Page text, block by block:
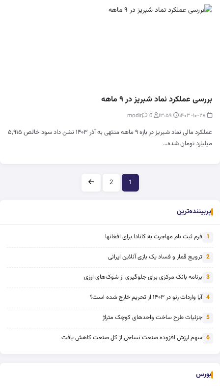
بررسی عملکرد نماد شبریز در ۹ ماهه
0
عملکرد مالی نماد شبریز در بازه ۹ ماهه منتهی به آذر ۱۴۰۳ نشن داد سود خالص ۵,۹۱۵
میلیارد تومان شده…
صفحه‌بندی
1
2
پربیننده‌ترین
1 فرم ثبت نام مهاجرت به کانادا برای افغانها
2 ترویج قمار و فساد یک بازی آنلاین ایرانی
3 برنامه بانک مرکزی برای جلوگیری از شوک‌های ارزی
4 آیا واردات رنو در ۱۴۰۳ از تحریم خارج شده است؟
5 جزئیات طرح ساخت واحدهای کوچک متراژ
6 سهم ارزش افزوده صنعت نساجی از کل صنعت کاهش یافت
بورس